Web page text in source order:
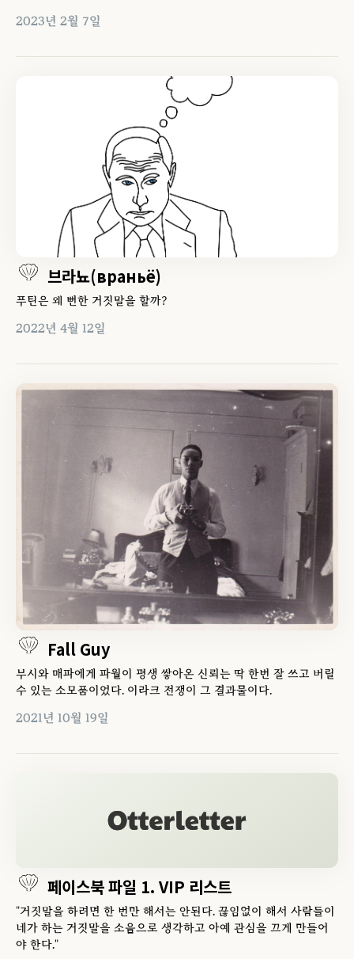
2023년 2월 7일
브라뇨(враньё)
푸틴은 왜 뻔한 거짓말을 할까?
2022년 4월 12일
Fall Guy
부시와 매파에게 파월이 평생 쌓아온 신뢰는 딱 한번 잘 쓰고 버릴
수 있는 소모품이었다. 이라크 전쟁이 그 결과물이다.
2021년 10월 19일
페이스북 파일 1. VIP 리스트
"거짓말을 하려면 한 번만 해서는 안된다. 끊임없이 해서 사람들이
네가 하는 거짓말을 소음으로 생각하고 아예 관심을 끄게 만들어
야 한다."